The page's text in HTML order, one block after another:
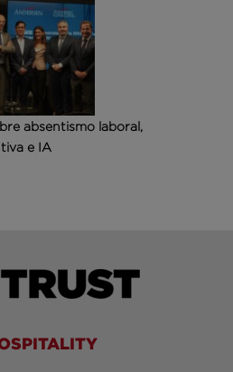
absentismo laboral,
e IA